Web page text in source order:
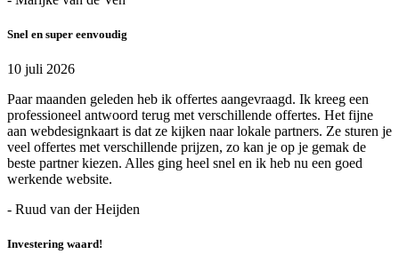
Snel en super eenvoudig
10 juli 2026
Paar maanden geleden heb ik offertes aangevraagd. Ik kreeg een
professioneel antwoord terug met verschillende offertes. Het fijne
aan webdesignkaart is dat ze kijken naar lokale partners. Ze sturen je
veel offertes met verschillende prijzen, zo kan je op je gemak de
beste partner kiezen. Alles ging heel snel en ik heb nu een goed
werkende website.
- Ruud van der Heijden
Investering waard!